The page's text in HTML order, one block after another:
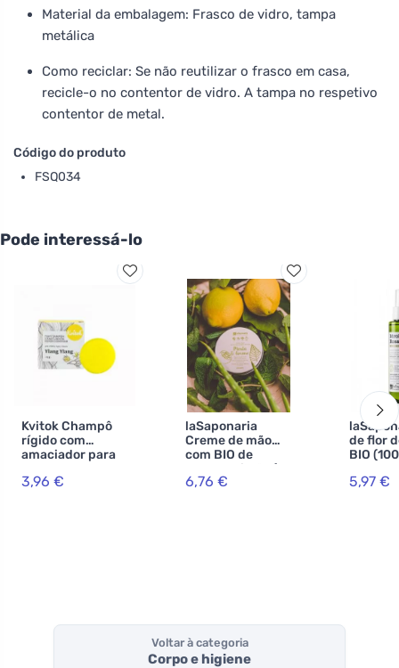
Material da embalagem: Frasco de vidro, tampa
metálica
Como reciclar: Se não reutilizar o frasco em casa,
recicle-o no contentor de vidro. A tampa no respetivo
contentor de metal.
Código do produto
FSQ034
Pode interessá-lo
Kvitok Champô
rígido com
amaciador para
Ylang Ylang (25
3,96 €
laSaponaria
Creme de mão
com BIO de
menta e limão (60
ml)
6,76 €
de flor
BIO
5,97 €
Voltar à categoria
Corpo e higiene